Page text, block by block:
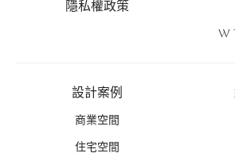
隱私權政策
W
設計案例
商業空間
住宅空間